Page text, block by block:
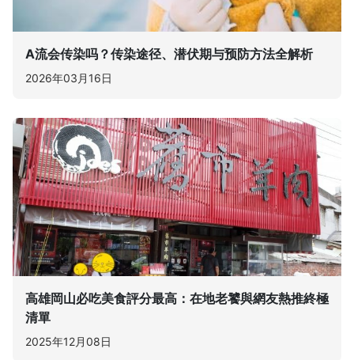
A流会传染吗？传染途径、潜伏期与预防方法全解析
2026年03月16日
高雄岡山必吃美食評分最高：在地老饕與網友熱推終極
清單
2025年12月08日